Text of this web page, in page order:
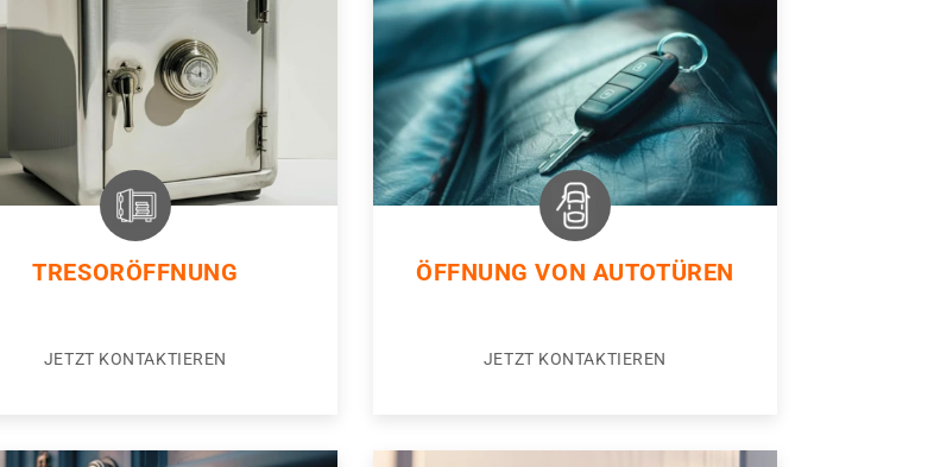
TRESORÖFFNUNG
JETZT KONTAKTIEREN
ÖFFNUNG VON AUTOTÜREN
JETZT KONTAKTIEREN